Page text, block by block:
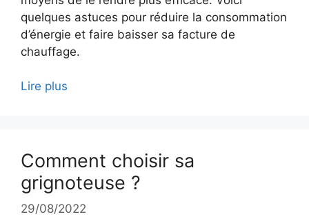
quelques astuces pour réduire la consommation
d’énergie et faire baisser sa facture de
chauffage.
Lire plus
Comment choisir sa
grignoteuse ?
29/08/2022